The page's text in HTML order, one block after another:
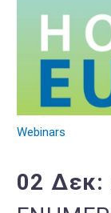
Webinars
02 Δεκ: